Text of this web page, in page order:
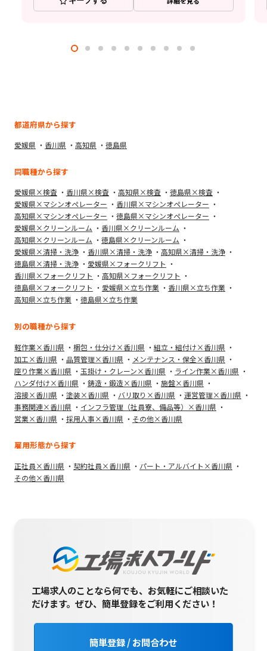
都道府県から探す
愛媛県 香川県 高知県 徳島県
同職種から探す
愛媛県×検査 香川県×検査 高知県×検査
徳島県×検査
愛媛県×マシンオペレーター
香川県×マシンオペレーター
高知県×マシンオペレーター
徳島県×マシンオペレーター
愛媛県×クリーンルーム
香川県×クリーンルーム
高知県×クリーンルーム
徳島県×クリーンルーム
愛媛県×清掃・洗浄
香川県×清掃・洗浄
高知県×清掃・洗浄
徳島県×清掃・洗浄
愛媛県×フォークリフト
香川県×フォークリフト
高知県×フォークリフト
徳島県×フォークリフト
愛媛県×立ち作業
香川県×立ち作業
高知県×立ち作業
徳島県×立ち作業
別の職種から探す
軽作業×香川県 梱包・仕分け×香川県
組立・組付け×香川県
加工×香川県
品質管理×香川県
メンテナンス・保全×香川県
座り作業×香川県
玉掛け・クレーン×香川県
ライン作業×香川県
ハンダ付け×香川県
鋳造・鍛造×香川県
施盤×香川県
溶接×香川県
塗装×香川県 バリ取り×香川県
運営管理×香川県
事務関連×香川県
インフラ管理（社員寮、備品等）×香川県
営業×香川県
採用人事×香川県 その他×香川県
雇用形態から探す
正社員×香川県 契約社員×香川県
パート・アルバイト×香川県
その他×香川県
工場求人のことなら何でも、お気軽にご相談いた
だけます。ぜひ、簡単登録をご利用ください！
簡単登録 / お問合わせ